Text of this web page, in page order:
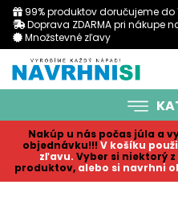
99% produktov doručujeme do
Doprava ZDARMA pri nákupe
Množstevné zľavy
Nakúp u nás počas júla a
objednávku!!! V košíku použi
zľavu. Vyber si niektorý
produktov, alebo si navrhni